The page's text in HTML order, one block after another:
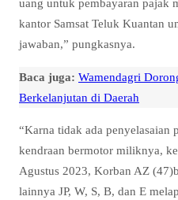
uang untuk pembayaran pajak
kantor Samsat Teluk Kuantan
jawaban,” pungkasnya.
Baca juga: Wamendagri
Berkelanjutan di Daerah
“Karna tidak ada penyelasaian
kendraan bermotor miliknya,
Agustus 2023, Korban AZ
lainnya JP, W, S, B, dan E